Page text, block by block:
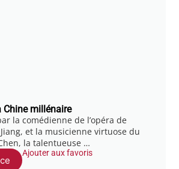
Chine millénaire
la comédienne de l’opéra de
et la musicienne virtuose du
la talentueuse …
Ajouter aux favoris